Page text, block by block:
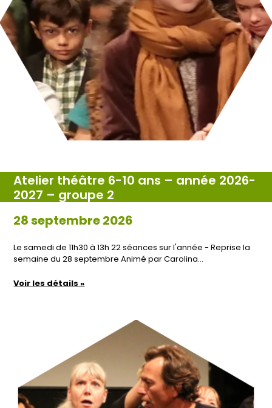
Atelier théâtre 6-10 ans – année 2026-
2027 – groupe 2
28 septembre 2026
Le samedi de 11h30 à 13h 22 séances sur l'année - Reprise la
semaine du 28 septembre Animé par Carolina…
Voir les détails »